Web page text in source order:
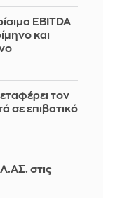
EBITDA
και
τον
σε επιβατικό
στις